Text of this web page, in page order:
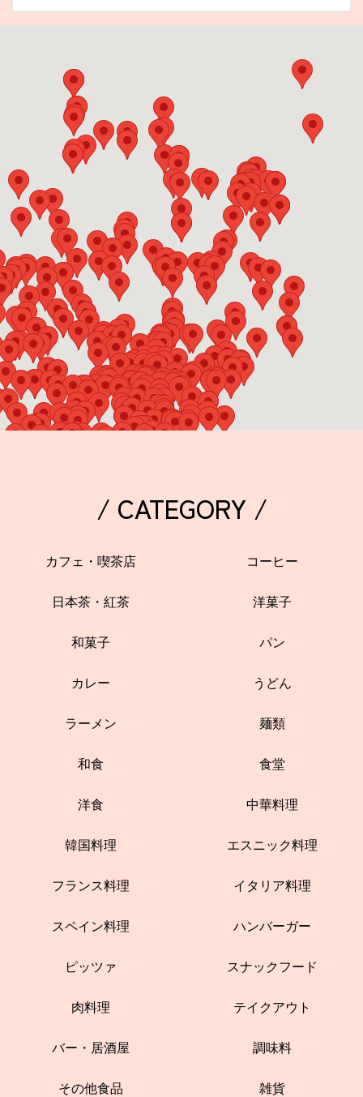
うどん・そば テイクアウト
その他食品 麺類
スナックフード パン 和菓子
創作料理 バー・居酒屋 肉料理 スペイン料理
調味料 日本茶・紅茶 洋食 うどん
中華料理 雑貨・インテリア ピッツァ
イタリア料理 ハンバーガー お守り・縁起物
フランス料理 ギャラリー・アクティビティetc
韓国料理 ラーメン
/ CATEGORY /
カフェ・喫茶店 コーヒー
日本茶・紅茶 洋菓子
和菓子 パン
カレー うどん
ラーメン 麺類
和食 食堂
洋食 中華料理
韓国料理 エスニック料理
フランス料理 イタリア料理
スペイン料理 ハンバーガー
ピッツァ スナックフード
肉料理 テイクアウト
バー・居酒屋 調味料
その他食品 雑貨